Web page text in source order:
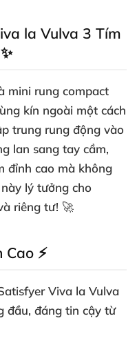
la Vulva 3 Tím
mini rung compact
kín ngoài một cách
trung rung động vào
lan sang tay cầm,
đỉnh cao mà không
này lý tưởng cho
riêng tư! 🚀
⚡
Viva la Vulva
đầu, đáng tin cậy từ